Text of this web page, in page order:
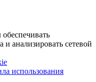
анализировать сетевой
использования